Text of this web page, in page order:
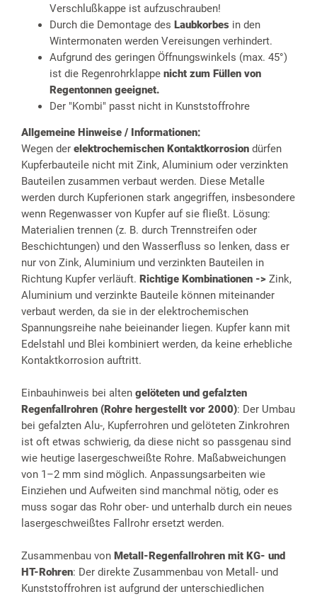
Verschlußkappe ist aufzuschrauben!
Durch die Demontage des Laubkorbes in den
Wintermonaten werden Vereisungen verhindert.
Aufgrund des geringen Öffnungswinkels (max. 45°)
ist die Regenrohrklappe nicht zum Füllen von
Regentonnen geeignet.
Der "Kombi" passt nicht in Kunststoffrohre
Allgemeine Hinweise / Informationen:
Wegen der elektrochemischen Kontaktkorrosion dürfen
Kupferbauteile nicht mit Zink, Aluminium oder verzinkten
Bauteilen zusammen verbaut werden. Diese Metalle
werden durch Kupferionen stark angegriffen, insbesondere
wenn Regenwasser von Kupfer auf sie fließt. Lösung:
Materialien trennen (z. B. durch Trennstreifen oder
Beschichtungen) und den Wasserfluss so lenken, dass er
nur von Zink, Aluminium und verzinkten Bauteilen in
Richtung Kupfer verläuft. Richtige Kombinationen -> Zink,
Aluminium und verzinkte Bauteile können miteinander
verbaut werden, da sie in der elektrochemischen
Spannungsreihe nahe beieinander liegen. Kupfer kann mit
Edelstahl und Blei kombiniert werden, da keine erhebliche
Kontaktkorrosion auftritt.
Einbauhinweis bei alten gelöteten und gefalzten
Regenfallrohren (Rohre hergestellt vor 2000): Der Umbau
bei gefalzten Alu-, Kupferrohren und gelöteten Zinkrohren
ist oft etwas schwierig, da diese nicht so passgenau sind
wie heutige lasergeschweißte Rohre. Maßabweichungen
von 1–2 mm sind möglich. Anpassungsarbeiten wie
Einziehen und Aufweiten sind manchmal nötig, oder es
muss sogar das Rohr ober- und unterhalb durch ein neues
lasergeschweißtes Fallrohr ersetzt werden.
Zusammenbau von Metall-Regenfallrohren mit KG- und
HT-Rohren: Der direkte Zusammenbau von Metall- und
Kunststoffrohren ist aufgrund der unterschiedlichen